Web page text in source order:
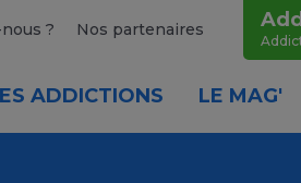
? Nos partenaires
ADDICTIONS LE MAG'